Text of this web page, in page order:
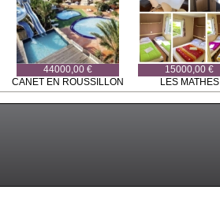
44000,00 €
CANET EN ROUSSILLON
15000,00 €
LES MATHES